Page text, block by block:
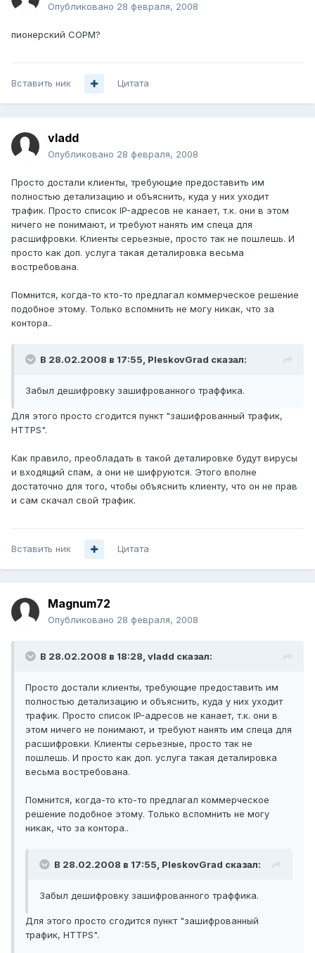
Опубликовано 28 февраля, 2008
пионерский СОРМ?
Вставить ник Цитата
vladd
Опубликовано 28 февраля, 2008
Просто достали клиенты, требующие предоставить им
полностью детализацию и объяснить, куда у них уходит
трафик. Просто список IP-адресов не канает, т.к. они в этом
ничего не понимают, и требуют нанять им спеца для
расшифровки. Клиенты серьезные, просто так не пошлешь. И
просто как доп. услуга такая деталировка весьма
востребована.
Помнится, когда-то кто-то предлагал коммерческое решение
подобное этому. Только вспомнить не могу никак, что за
контора..
В 28.02.2008 в 17:55, PleskovGrad сказал:
Забыл дешифровку зашифрованного траффика.
Для этого просто сгодится пункт "зашифрованный трафик,
HTTPS".
Как правило, преобладать в такой деталировке будут вирусы
и входящий спам, а они не шифруются. Этого вполне
достаточно для того, чтобы объяснить клиенту, что он не прав
и сам скачал свой трафик.
Вставить ник Цитата
Magnum72
Опубликовано 28 февраля, 2008
В 28.02.2008 в 18:28, vladd сказал:
Просто достали клиенты, требующие предоставить им
полностью детализацию и объяснить, куда у них уходит
трафик. Просто список IP-адресов не канает, т.к. они в
этом ничего не понимают, и требуют нанять им спеца для
расшифровки. Клиенты серьезные, просто так не
пошлешь. И просто как доп. услуга такая деталировка
весьма востребована.
Помнится, когда-то кто-то предлагал коммерческое
решение подобное этому. Только вспомнить не могу
никак, что за контора..
В 28.02.2008 в 17:55, PleskovGrad сказал:
Забыл дешифровку зашифрованного траффика.
Для этого просто сгодится пункт "зашифрованный
трафик, HTTPS".